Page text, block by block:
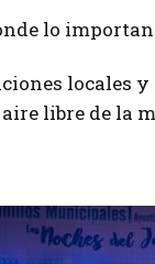
lo
locales
libre de la